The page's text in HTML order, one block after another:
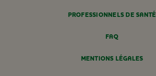
PROFESSIONNELS DE SANTÉ
FAQ
MENTIONS LÉGALES